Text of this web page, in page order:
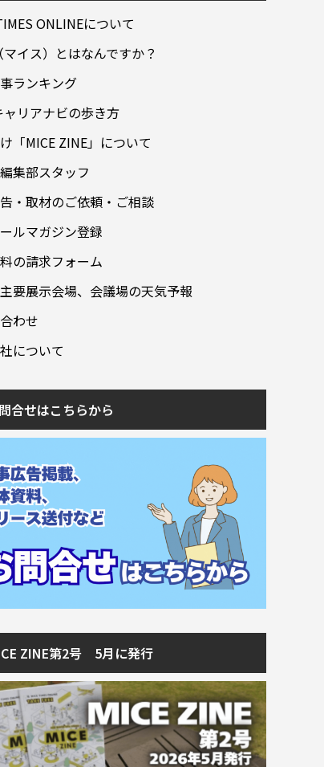
ONLINEについて
マイス）とはなんですか？
ランキング
ャリアナビの歩き方
「MICE ZINE」について
集部スタッフ
・取材のご依頼・ご相談
ルマガジン登録
の請求フォーム
要展示会場、会議場の天気予報
わせ
について
合せはこちらから
ZINE第2号 5月に発行